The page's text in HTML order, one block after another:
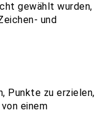
gewählt wurden,
und
Punkte zu erzielen,
einem